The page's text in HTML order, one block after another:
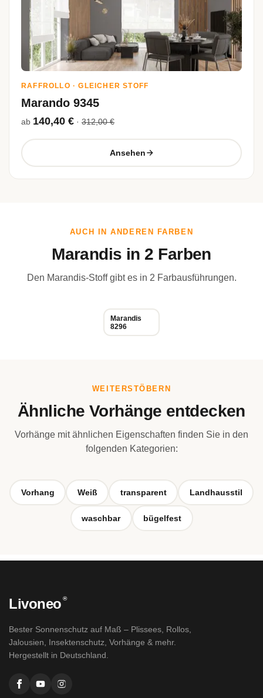
RAFFROLLO · GLEICHER STOFF
Marando 9345
ab 140,40 € · 312,00 €
Ansehen
AUCH IN ANDEREN FARBEN
Marandis in 2 Farben
Den Marandis-Stoff gibt es in 2 Farbausführungen.
Marandis
8296
WEITERSTÖBERN
Ähnliche Vorhänge entdecken
Vorhänge mit ähnlichen Eigenschaften finden Sie in den
folgenden Kategorien:
Vorhang Weiß transparent Landhausstil
waschbar bügelfest
Livoneo ®
Bester Sonnenschutz auf Maß – Plissees, Rollos,
Jalousien, Insektenschutz, Vorhänge & mehr.
Hergestellt in Deutschland.